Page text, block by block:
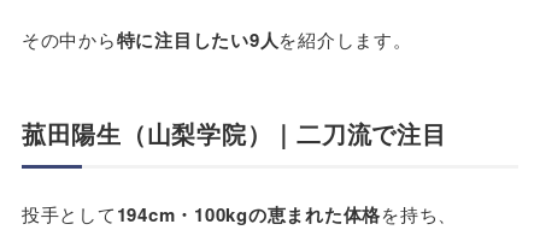
その中から特に注目したい9人を紹介します。
菰田陽生（山梨学院）｜二刀流で注目
投手として194cm・100kgの恵まれた体格を持ち、